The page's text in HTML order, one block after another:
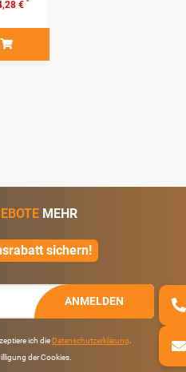
€
MEHR
sichern!
ANMELDEN
ich die Datenschutzerklärung
der Cookies.